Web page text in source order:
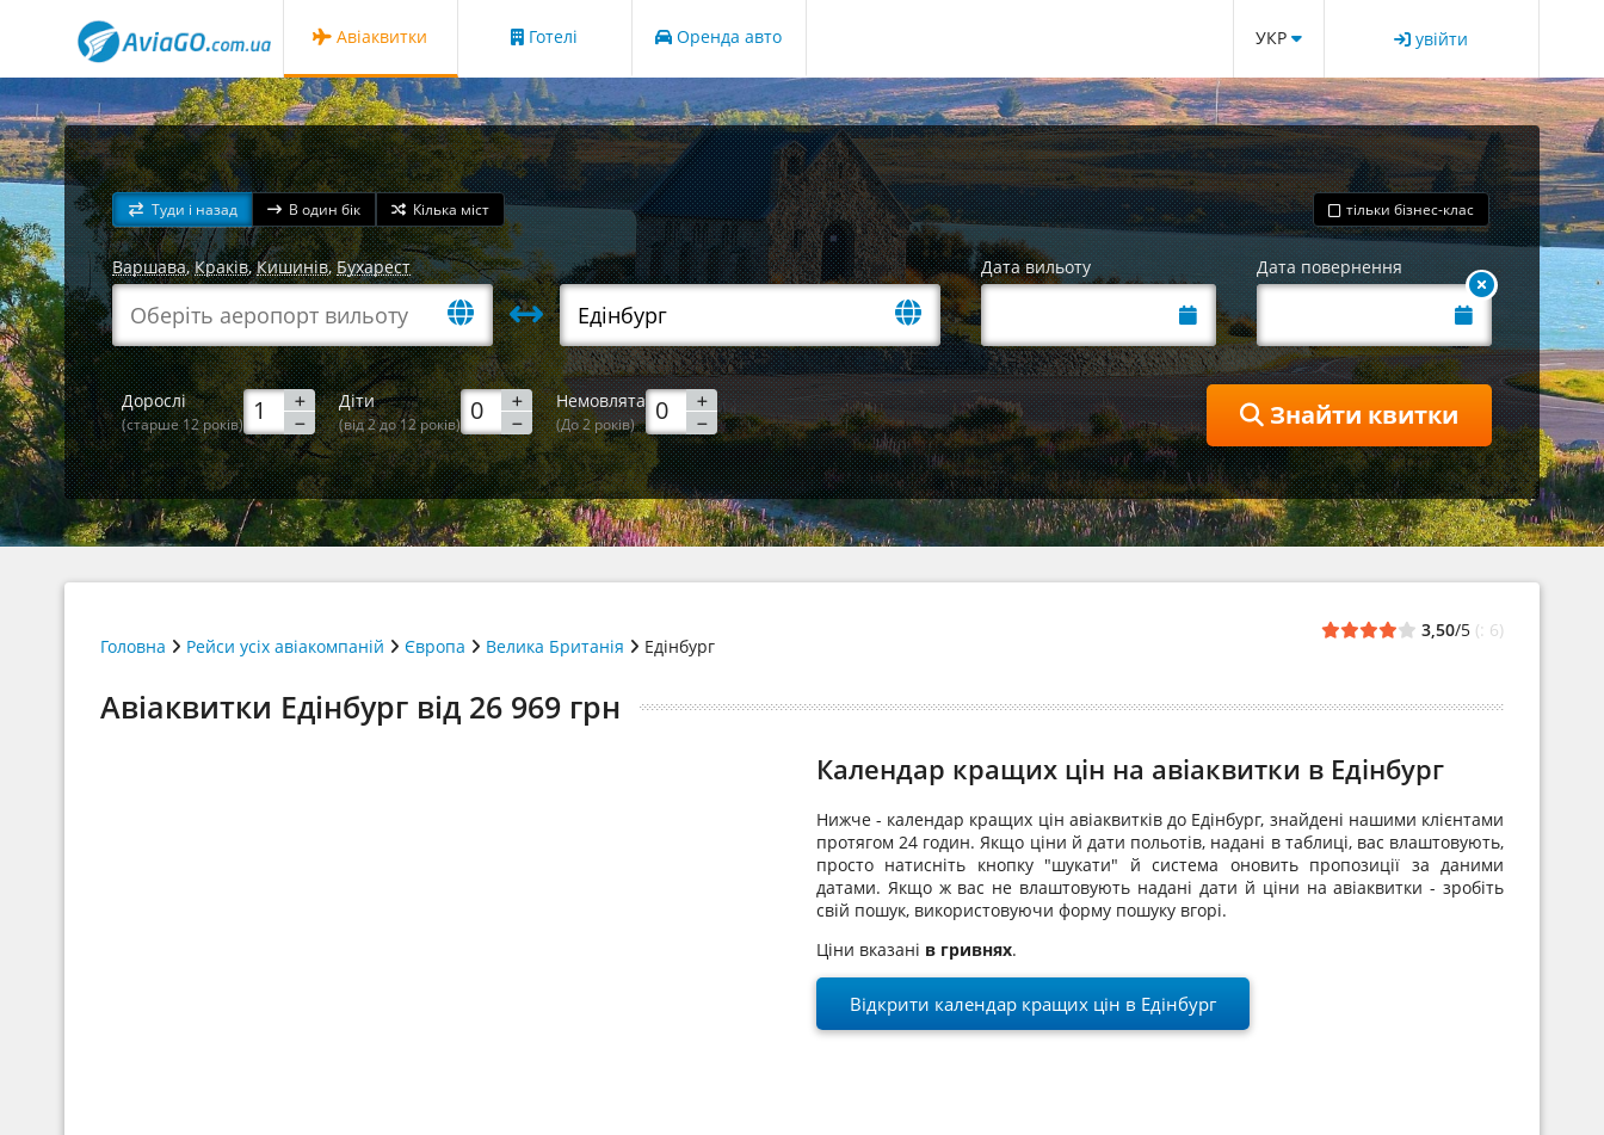
Авіаквитки Готелі Оренда авто УКР увійти
Туди і назад В один бік Кілька міст тільки бізнес-клас
Варшава,Краків,Кишинів,Бухарест Дата вильоту Дата повернення
Дорослі
(старше 12 років)
Діти
(від 2 до 12 років)
Немовлята
(До 2 років) Знайти квитки
Головна Рейси усіх авіакомпаній Європа Велика Британія Едінбург
3,50/5 (: 6)
Авіаквитки Едінбург від 26 969 грн
Календар кращих цін на авіаквитки в Едінбург
Нижче - календар кращих цін авіаквитків до Едінбург, знайдені нашими клієнтами
протягом 24 годин. Якщо ціни й дати польотів, надані в таблиці, вас влаштовують,
просто натисніть кнопку "шукати" й система оновить пропозиції за даними
датами. Якщо ж вас не влаштовують надані дати й ціни на авіаквитки - зробіть
свій пошук, використовуючи форму пошуку вгорі.
Ціни вказані в гривнях.
Відкрити календар кращих цін в Едінбург